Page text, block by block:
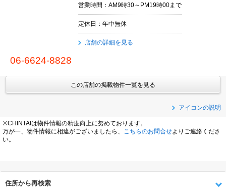
営業時間：AM9時30～PM19時00まで
定休日：年中無休
店舗の詳細を見る
06-6624-8828
この店舗の掲載物件一覧を見る
アイコンの説明
※CHINTAIは物件情報の精度向上に努めております。
万が一、物件情報に相違がございましたら、 こちらのお問合せよりご連絡くださ
い。
住所から再検索